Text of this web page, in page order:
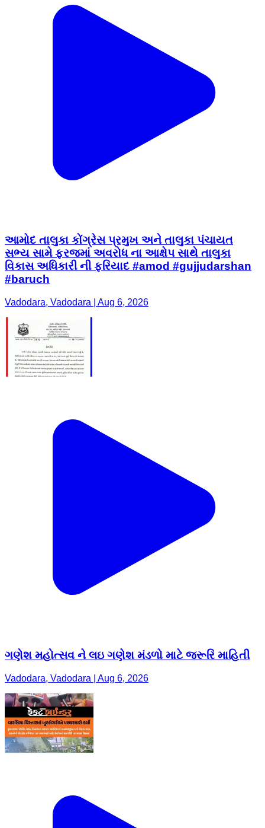
આમોદ તાલુકા કોંગ્રેસ પ્રમુખ અને તાલુકા પંચાયત
સભ્ય સામે ફરજમાં અવરોધ ના આક્ષેપ સાથે તાલુકા
વિકાસ અધિકારી ની ફરિયાદ #amod #gujjudarshan
#baruch
Vadodara, Vadodara | Aug 6, 2026
ગણેશ મહોત્સવ ને લઇ ગણેશ મંડળો માટે જરૂરિ માહિતી
Vadodara, Vadodara | Aug 6, 2026